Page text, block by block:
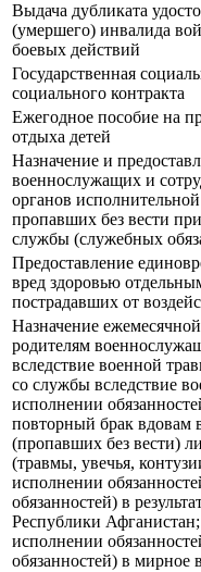
Выдача дубликата
(умершего) инвалида
боевых действий
Государственная
социального контракта
Ежегодное пособие на
отдыха детей
Назначение и
военнослужащих и
органов
пропавших без вести
службы (служебных
Предоставление
вред здоровью
пострадавших от
Назначение
родителям
вследствие военной
со службы вследствие
исполнении
повторный брак
(пропавших без вести)
(травмы, увечья,
исполнении
обязанностей) в
Республики
исполнении
обязанностей) в мирное